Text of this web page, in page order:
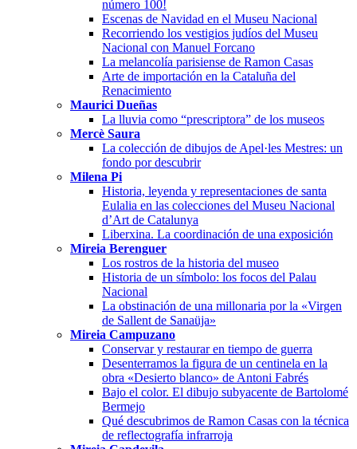
número 100!
Escenas de Navidad en el Museu Nacional
Recorriendo los vestigios judíos del Museu
Nacional con Manuel Forcano
La melancolía parisiense de Ramon Casas
Arte de importación en la Cataluña del
Renacimiento
Maurici Dueñas
La lluvia como “prescriptora” de los museos
Mercè Saura
La colección de dibujos de Apel·les Mestres: un
fondo por descubrir
Milena Pi
Historia, leyenda y representaciones de santa
Eulalia en las colecciones del Museu Nacional
d’Art de Catalunya
Liberxina. La coordinación de una exposición
Mireia Berenguer
Los rostros de la historia del museo
Historia de un símbolo: los focos del Palau
Nacional
La obstinación de una millonaria por la «Virgen
de Sallent de Sanaüja»
Mireia Campuzano
Conservar y restaurar en tiempo de guerra
Desenterramos la figura de un centinela en la
obra «Desierto blanco» de Antoni Fabrés
Bajo el color. El dibujo subyacente de Bartolomé
Bermejo
Qué descubrimos de Ramon Casas con la técnica
de reflectografía infrarroja